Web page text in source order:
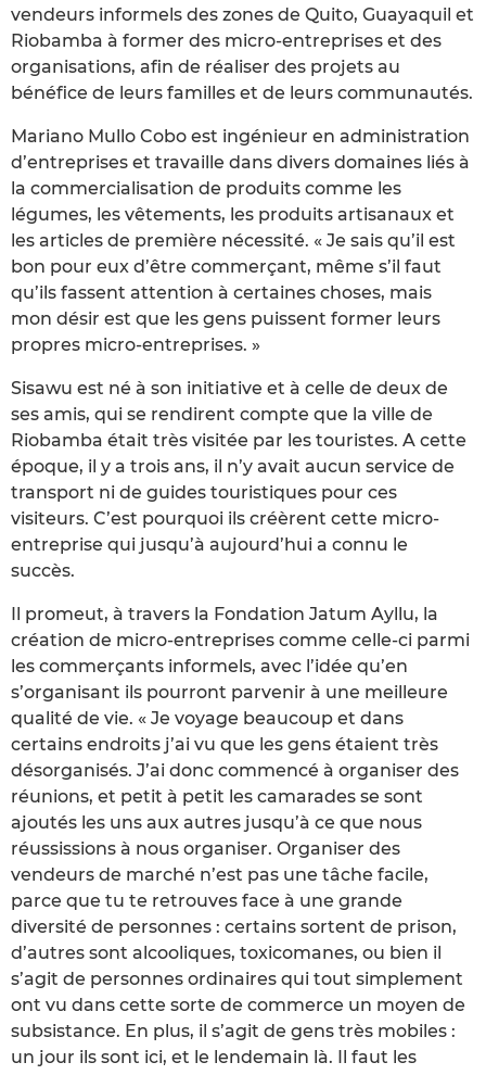
vendeurs informels des zones de Quito, Guayaquil et
Riobamba à former des micro-entreprises et des
organisations, afin de réaliser des projets au
bénéfice de leurs familles et de leurs communautés.
Mariano Mullo Cobo est ingénieur en administration
d’entreprises et travaille dans divers domaines liés à
la commercialisation de produits comme les
légumes, les vêtements, les produits artisanaux et
les articles de première nécessité. « Je sais qu’il est
bon pour eux d’être commerçant, même s’il faut
qu’ils fassent attention à certaines choses, mais
mon désir est que les gens puissent former leurs
propres micro-entreprises. »
Sisawu est né à son initiative et à celle de deux de
ses amis, qui se rendirent compte que la ville de
Riobamba était très visitée par les touristes. A cette
époque, il y a trois ans, il n’y avait aucun service de
transport ni de guides touristiques pour ces
visiteurs. C’est pourquoi ils créèrent cette micro-
entreprise qui jusqu’à aujourd’hui a connu le
succès.
Il promeut, à travers la Fondation Jatum Ayllu, la
création de micro-entreprises comme celle-ci parmi
les commerçants informels, avec l’idée qu’en
s’organisant ils pourront parvenir à une meilleure
qualité de vie. « Je voyage beaucoup et dans
certains endroits j’ai vu que les gens étaient très
désorganisés. J’ai donc commencé à organiser des
réunions, et petit à petit les camarades se sont
ajoutés les uns aux autres jusqu’à ce que nous
réussissions à nous organiser. Organiser des
vendeurs de marché n’est pas une tâche facile,
parce que tu te retrouves face à une grande
diversité de personnes : certains sortent de prison,
d’autres sont alcooliques, toxicomanes, ou bien il
s’agit de personnes ordinaires qui tout simplement
ont vu dans cette sorte de commerce un moyen de
subsistance. En plus, il s’agit de gens très mobiles :
un jour ils sont ici, et le lendemain là. Il faut les